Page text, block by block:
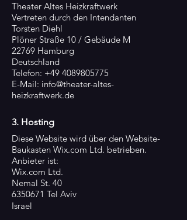
Theater Altes Heizkraftwerk
Vertreten durch den Intendanten
Torsten Diehl
Plöner Straße 10 / Gebäude M
22769 Hamburg
Deutschland
Telefon: +49 4089805775
E-Mail: info@theater-altes-
heizkraftwerk.de
3. Hosting
Diese Website wird über den Website-
Baukasten Wix.com Ltd. betrieben.
Anbieter ist:
Wix.com Ltd.
Nemal St. 40
6350671 Tel Aviv
Israel